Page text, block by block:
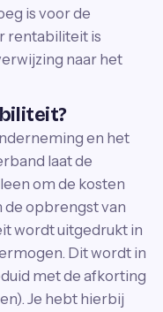
is voor de
rentabiliteit is
naar het
en het
laat de
om de kosten
de opbrengst van
wordt uitgedrukt in
Dit wordt in
met de afkorting
Je hebt hierbij